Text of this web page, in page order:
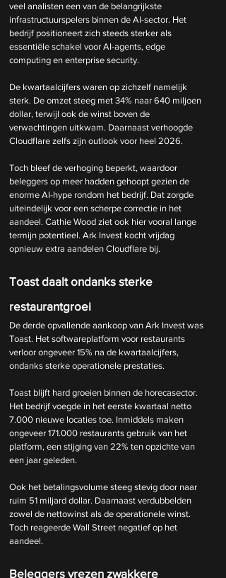
veel analisten een van de belangrijkste
infrastructuurspelers binnen de AI-sector. Het
bedrijf positioneert zich steeds sterker als
essentiële schakel voor AI-agents, edge
computing en enterprise security.
De kwartaalcijfers waren op zichzelf namelijk
sterk. De omzet steeg met 34% naar 640 miljoen
dollar, terwijl ook de winst boven de
verwachtingen uitkwam. Daarnaast verhoogde
Cloudflare zelfs zijn outlook voor heel 2026.
Toch bleef de verhoging beperkt, waardoor
beleggers op meer hadden gehoopt gezien de
enorme AI-hype rondom het bedrijf. Dat zorgde
uiteindelijk voor een scherpe correctie in het
aandeel. Cathie Wood ziet ook hier vooral lange
termijn potentieel. Ark Invest kocht vrijdag
opnieuw extra aandelen Cloudflare bij.
Toast daalt ondanks sterke
restaurantgroei
De derde opvallende aankoop van Ark Invest was
Toast. Het softwareplatform voor restaurants
verloor ongeveer 15% na de kwartaalcijfers,
ondanks sterke operationele prestaties.
Toast blijft hard groeien binnen de horecasector.
Het bedrijf voegde in het eerste kwartaal netto
7.000 nieuwe locaties toe. Inmiddels maken
ongeveer 171.000 restaurants gebruik van het
platform, een stijging van 22% ten opzichte van
een jaar geleden.
Ook het betalingsvolume steeg stevig door naar
ruim 51 miljard dollar. Daarnaast verdubbelden
zowel de nettowinst als de operationele winst.
Toch reageerde Wall Street negatief op het
aandeel.
Beleggers vrezen zwakkere